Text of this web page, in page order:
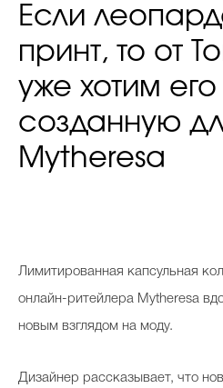
Если
принт, то от
уже хотим его
созданную
Mytheresa
Лимитированная капсульная
онлайн-ритейлера Mytheresa
новым взглядом на моду.
Дизайнер рассказывает, что